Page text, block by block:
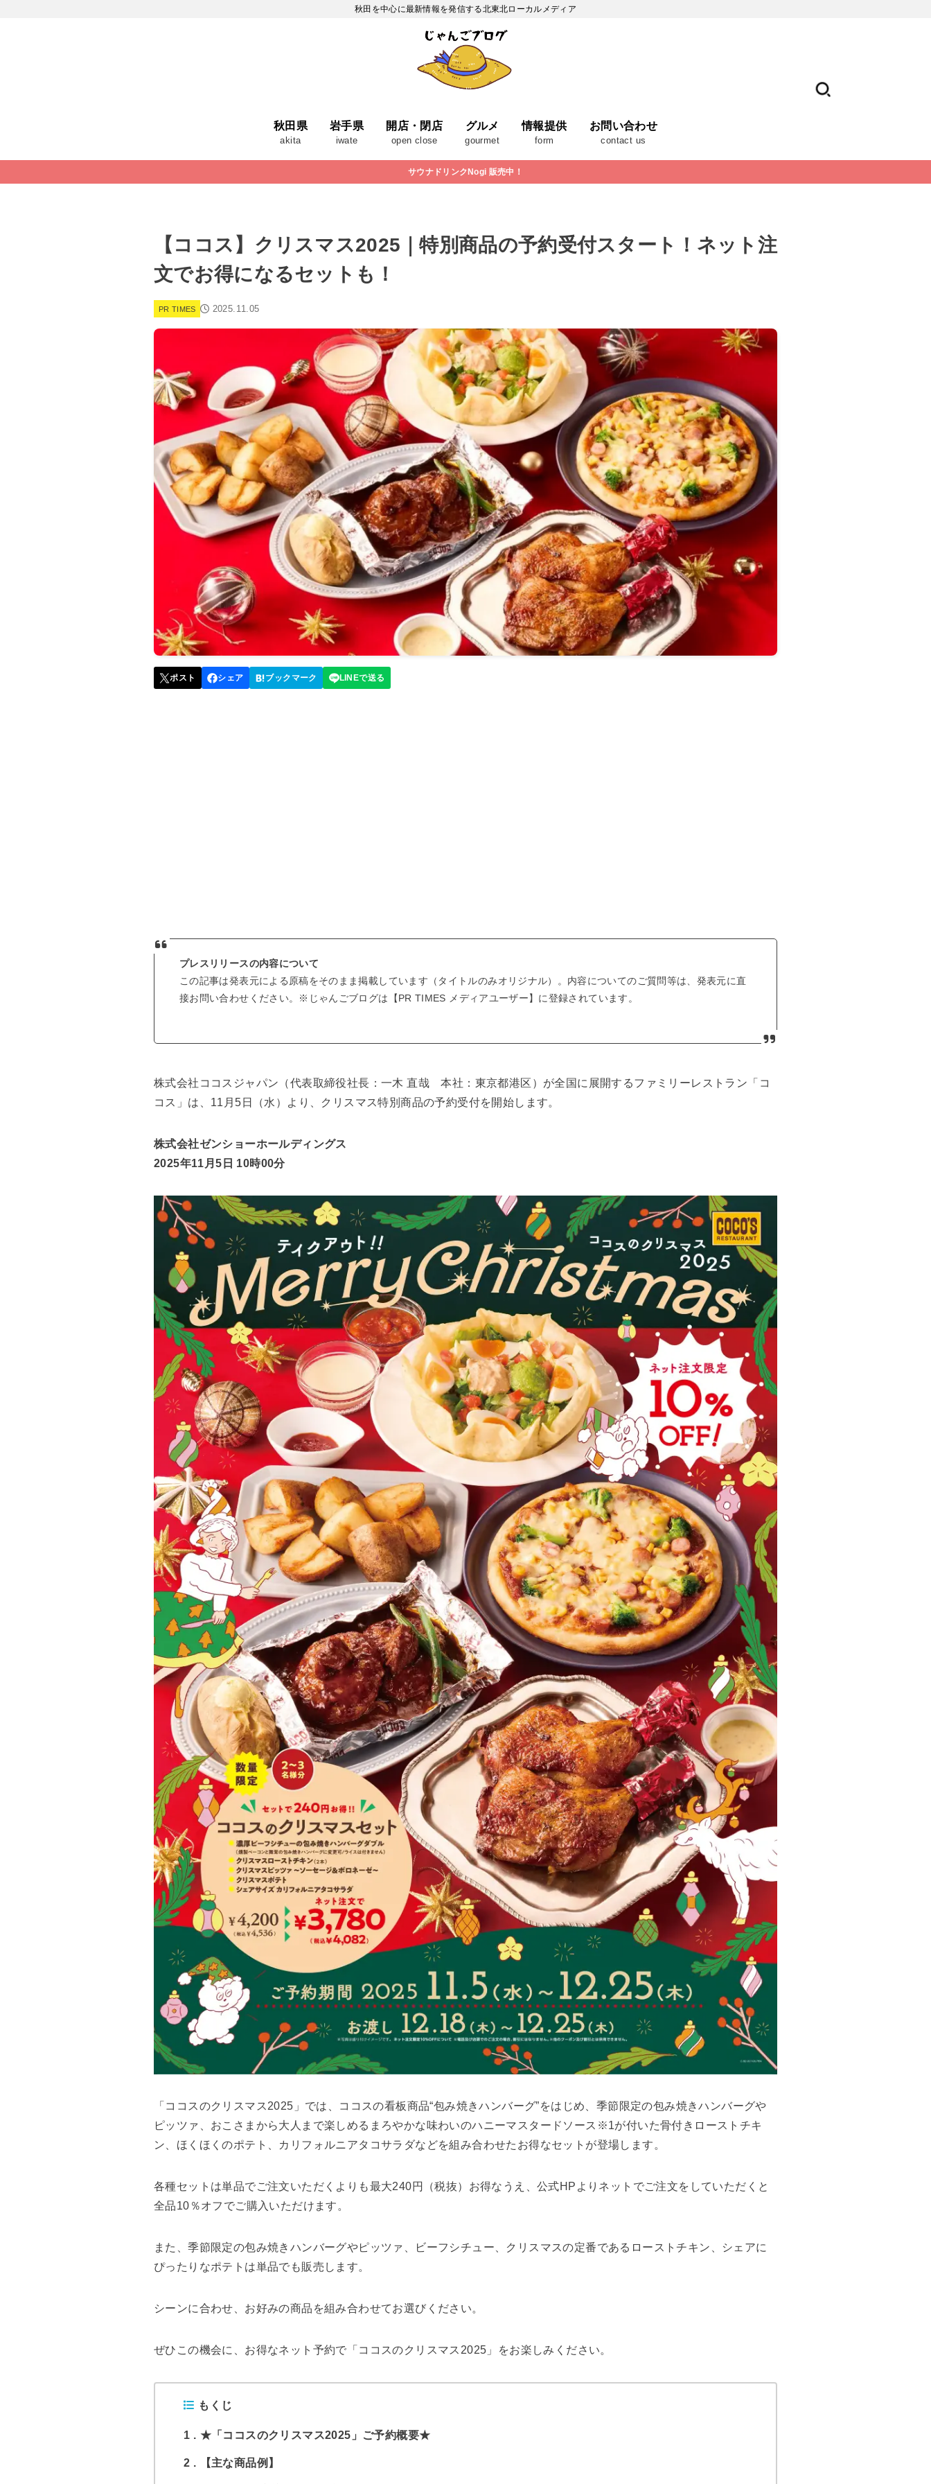
秋田を中心に最新情報を発信する北東北ローカルメディア
秋田県
akita
岩手県
iwate
開店・閉店
open close
グルメ
gourmet
情報提供
form
お問い合わせ
contact us
サウナドリンクNogi 販売中！
【ココス】クリスマス2025｜特別商品の予約受付スタート！ネット注
文でお得になるセットも！
PR TIMES 2025.11.05
プレスリリースの内容について
この記事は発表元による原稿をそのまま掲載しています（タイトルのみオリジナル）。内容についてのご質問等は、発表元に直
接お問い合わせください。※じゃんごブログは【PR TIMES メディアユーザー】に登録されています。
株式会社ココスジャパン（代表取締役社長：一木 直哉 本社：東京都港区）が全国に展開するファミリーレストラン「コ
コス」は、11月5日（水）より、クリスマス特別商品の予約受付を開始します。
株式会社ゼンショーホールディングス
2025年11月5日 10時00分
「ココスのクリスマス2025」では、ココスの看板商品“包み焼きハンバーグ”をはじめ、季節限定の包み焼きハンバーグや
ピッツァ、おこさまから大人まで楽しめるまろやかな味わいのハニーマスタードソース※1が付いた骨付きローストチキ
ン、ほくほくのポテト、カリフォルニアタコサラダなどを組み合わせたお得なセットが登場します。
各種セットは単品でご注文いただくよりも最大240円（税抜）お得なうえ、公式HPよりネットでご注文をしていただくと
全品10％オフでご購入いただけます。
また、季節限定の包み焼きハンバーグやピッツァ、ビーフシチュー、クリスマスの定番であるローストチキン、シェアに
ぴったりなポテトは単品でも販売します。
シーンに合わせ、お好みの商品を組み合わせてお選びください。
ぜひこの機会に、お得なネット予約で「ココスのクリスマス2025」をお楽しみください。
もくじ
1 ★「ココスのクリスマス2025」ご予約概要★
2 【主な商品例】